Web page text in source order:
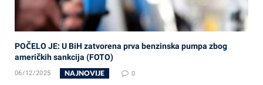
POČELO JE: U BiH zatvorena prva benzinska pumpa zbog
američkih sankcija (FOTO)
06/12/2025 NAJNOVIJE 0